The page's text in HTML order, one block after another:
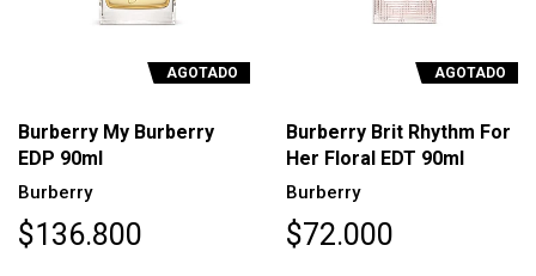
AGOTADO
Burberry My Burberry
EDP 90ml
Burberry
$136.800
AGOTADO
Burberry Brit Rhythm For
Her Floral EDT 90ml
Burberry
$72.000